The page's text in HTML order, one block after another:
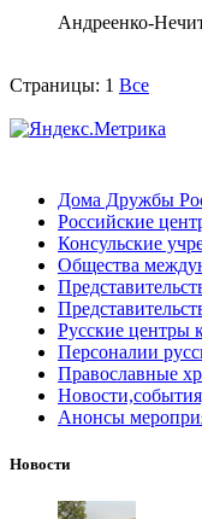
Андреенко-
Страницы: 1 Все
Дома Дружбы
Российские
Консульские
Общества
Русские центры
Персоналии
Православные
Анонсы
Новости